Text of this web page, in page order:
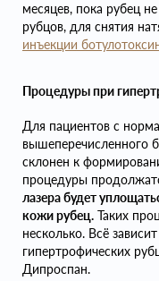
месяцев, пока рубец
рубцов, для снятия
инъекции
Процедуры при
Для пациентов с
вышеперечисленного
склонен к
процедуры
лазера будет
кожи рубец. Таких
несколько. Всё
гипертрофических
Дипроспан.